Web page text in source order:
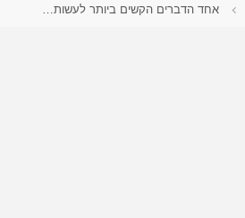
אחד הדברים הקשים ביותר לעשות…